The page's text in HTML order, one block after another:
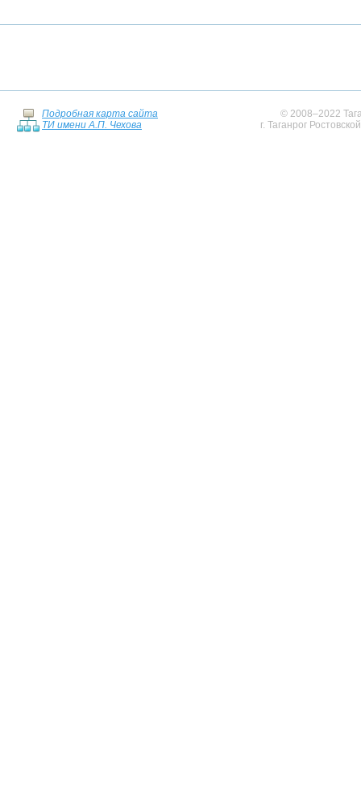
Подробная карта сайта
ТИ имени А.П. Чехова
© 2008–2022
г. Таганрог